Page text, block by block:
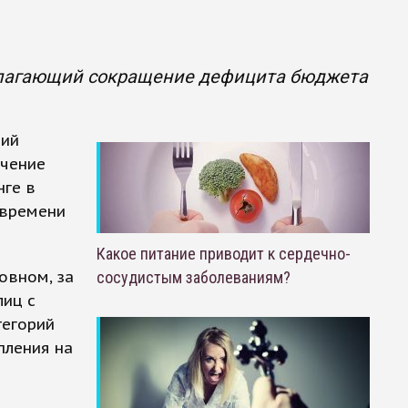
сокращение дефицита бюджета
в
за
с
на
Какое питание приводит к сердечно-
сосудистым заболеваниям?